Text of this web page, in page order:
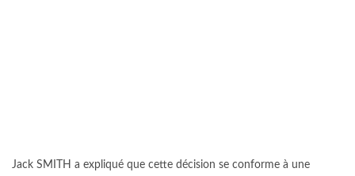
Jack SMITH a expliqué que cette décision se conforme à une